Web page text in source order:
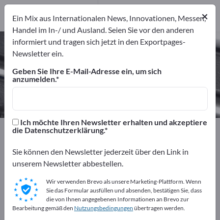
Normalkorund – Hersteller und
Anbieter Hersteller
1
1
Exportpages Werkstatt & Werkzeuge
Schleifmittel
Kostenlos inserieren auf
Exportpages!
Bedarfe – Angebote – Gebrauchtwaren –
Geschäftskontakte>> hier starten
×
Ein Mix aus Internationalen News, Innovationen, Messen,
Handel im In-/ und Ausland. Seien Sie vor den anderen
informiert und tragen sich jetzt in den Exportpages-
Newsletter ein.
Geben Sie Ihre E-Mail-Adresse ein, um sich
anzumelden.
Ich möchte Ihren Newsletter erhalten und akzeptiere
die Datenschutzerklärung.
Sie können den Newsletter jederzeit über den Link in
unserem Newsletter abbestellen.
Wir verwenden Brevo als unsere Marketing-Plattform. Wenn
Sie das Formular ausfüllen und absenden, bestätigen Sie, dass
die von Ihnen angegebenen Informationen an Brevo zur
Bearbeitung gemäß den Nutzungsbedingungen übertragen werden.